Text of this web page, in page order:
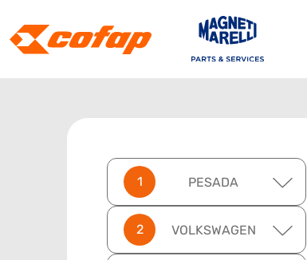
PESADA
VOLKSWAGEN